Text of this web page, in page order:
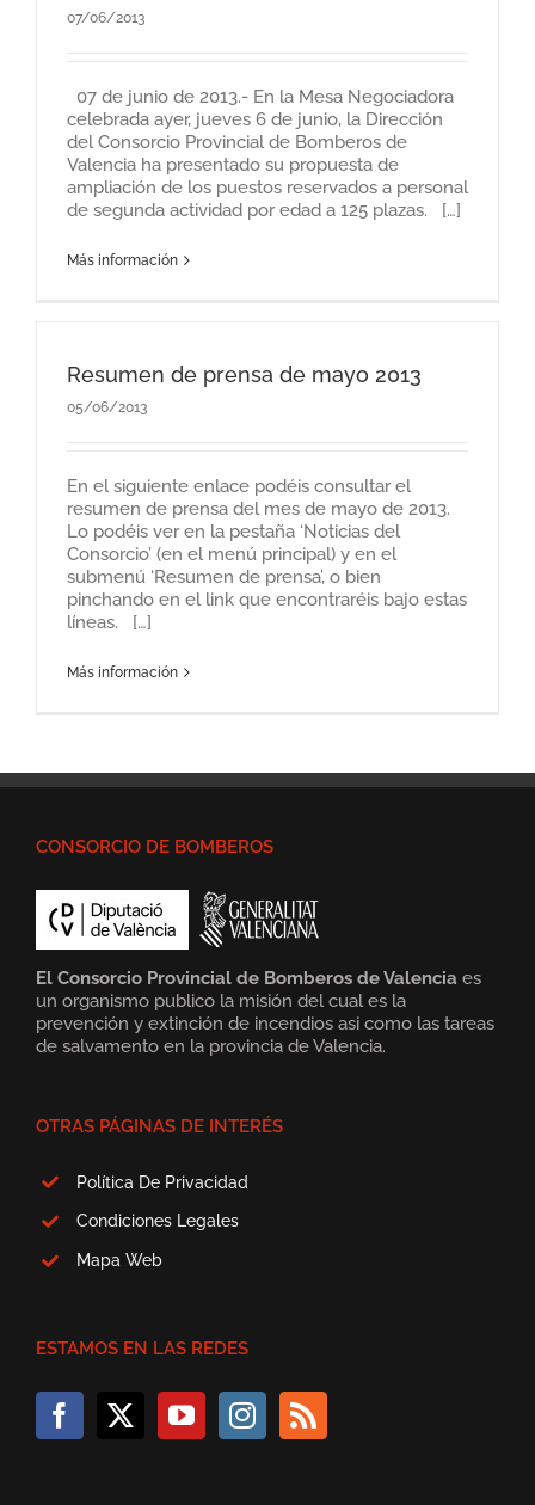
07/06/2013
07 de junio de 2013.- En la Mesa Negociadora
celebrada ayer, jueves 6 de junio, la Dirección
del Consorcio Provincial de Bomberos de
Valencia ha presentado su propuesta de
ampliación de los puestos reservados a personal
de segunda actividad por edad a 125 plazas. […]
Más información
Resumen de prensa de mayo 2013
05/06/2013
En el siguiente enlace podéis consultar el
resumen de prensa del mes de mayo de 2013.
Lo podéis ver en la pestaña ‘Noticias del
Consorcio’ (en el menú principal) y en el
submenú ‘Resumen de prensa’, o bien
pinchando en el link que encontraréis bajo estas
líneas. […]
Más información
CONSORCIO DE BOMBEROS
El Consorcio Provincial de Bomberos de Valencia es
un organismo publico la misión del cual es la
prevención y extinción de incendios asi como las tareas
de salvamento en la provincia de Valencia.
OTRAS PÁGINAS DE INTERÉS
Política De Privacidad
Condiciones Legales
Mapa Web
ESTAMOS EN LAS REDES